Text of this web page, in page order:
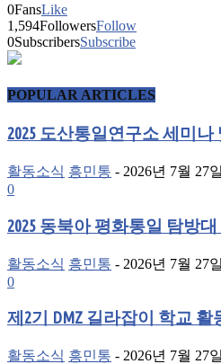
0FansLike
1,594FollowersFollow
0SubscribersSubscribe
POPULAR ARTICLES
2025 도산통일연구소 세미나
활동소식 흥민통 - 2026년 7월 27일
0
2025 동북아 평화통일 탐방
활동소식 흥민통 - 2026년 7월 27일
0
제2기 DMZ 길라잡이 학교 활
활동소식 흥민통 - 2026년 7월 27일